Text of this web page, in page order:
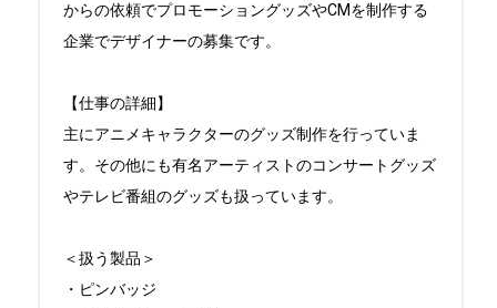
からの依頼でプロモーショングッズやCMを制作する
企業でデザイナーの募集です。
【仕事の詳細】
主にアニメキャラクターのグッズ制作を行っていま
す。その他にも有名アーティストのコンサートグッズ
やテレビ番組のグッズも扱っています。
＜扱う製品＞
・ピンバッジ